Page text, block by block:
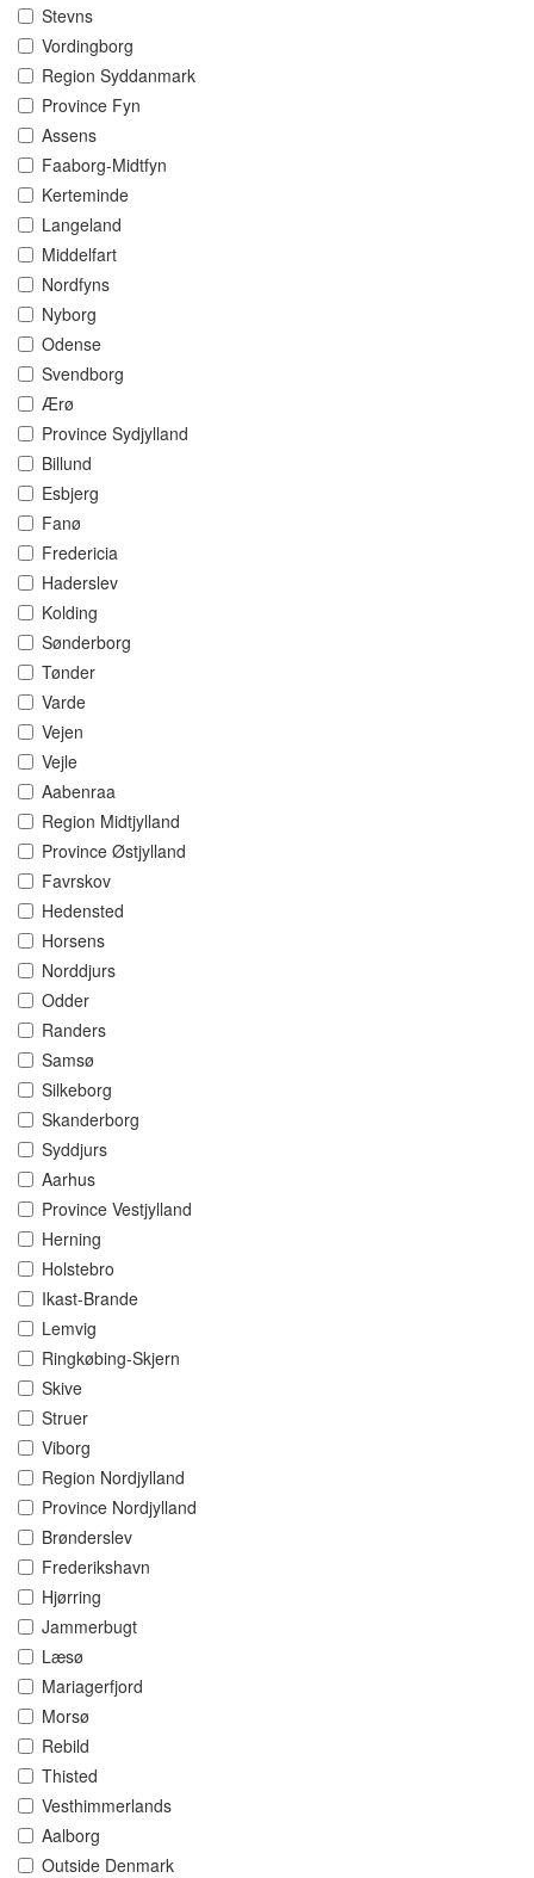
Stevns
Vordingborg
Region Syddanmark
Province Fyn
Assens
Faaborg-Midtfyn
Kerteminde
Langeland
Middelfart
Nordfyns
Nyborg
Odense
Svendborg
Ærø
Province Sydjylland
Billund
Esbjerg
Fanø
Fredericia
Haderslev
Kolding
Sønderborg
Tønder
Varde
Vejen
Vejle
Aabenraa
Region Midtjylland
Province Østjylland
Favrskov
Hedensted
Horsens
Norddjurs
Odder
Randers
Samsø
Silkeborg
Skanderborg
Syddjurs
Aarhus
Province Vestjylland
Herning
Holstebro
Ikast-Brande
Lemvig
Ringkøbing-Skjern
Skive
Struer
Viborg
Region Nordjylland
Province Nordjylland
Brønderslev
Frederikshavn
Hjørring
Jammerbugt
Læsø
Mariagerfjord
Morsø
Rebild
Thisted
Vesthimmerlands
Aalborg
Outside Denmark